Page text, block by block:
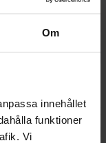
Om
innehållet
funktioner
Vi